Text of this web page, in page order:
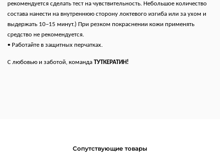
рекомендуется сделать тест на чувствительность. Небольшое количество
состава нанести на внутреннюю сторону локтевого изгиба или за ухом и
выдержать 10−15 минут.) При резком покраснении кожи применять
средство не рекомендуется.
• Работайте в защитных перчатках.
С любовью и заботой, команда ТУТКЕРАТИН!
Сопутствующие товары